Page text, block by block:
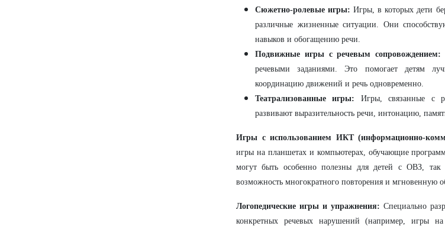
Сюжетно-ролевые игры: Игры, в которых дети
различные жизненные ситуации. Они
навыков и обогащению речи.
Подвижные игры с речевым сопровождением:
речевыми заданиями. Это помогает детям
координацию движений и речь одновременно.
Театрализованные игры: Игры, связанные с
развивают выразительность речи, интонацию,
Игры с использованием ИКТ (информационно-
игры на планшетах и компьютерах, обучающие
могут быть особенно полезны для детей с ОВЗ, так
возможность многократного повторения и мгновенную
Логопедические игры и упражнения: Специально
конкретных речевых нарушений (например, игры на